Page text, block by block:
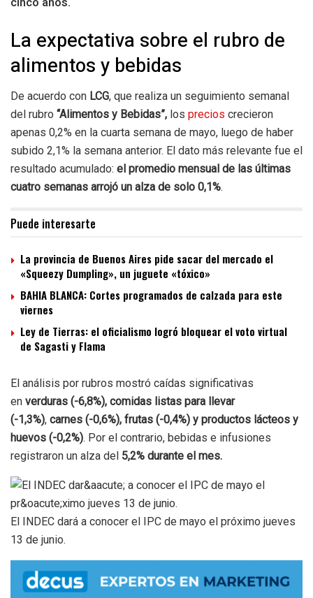
La expectativa sobre el rubro de
alimentos y bebidas
De acuerdo con LCG, que realiza un seguimiento semanal
del rubro “Alimentos y Bebidas”, los precios crecieron
apenas 0,2% en la cuarta semana de mayo, luego de haber
subido 2,1% la semana anterior. El dato más relevante fue el
resultado acumulado: el promedio mensual de las últimas
cuatro semanas arrojó un alza de solo 0,1%.
Puede interesarte
La provincia de Buenos Aires pide sacar del mercado el
«Squeezy Dumpling», un juguete «tóxico»
BAHIA BLANCA: Cortes programados de calzada para este
viernes
Ley de Tierras: el oficialismo logró bloquear el voto virtual
de Sagasti y Flama
El análisis por rubros mostró caídas significativas
en verduras (-6,8%), comidas listas para llevar
(-1,3%), carnes (-0,6%), frutas (-0,4%) y productos lácteos y
huevos (-0,2%). Por el contrario, bebidas e infusiones
registraron un alza del 5,2% durante el mes.
El INDEC dará a conocer el IPC de mayo el próximo jueves
13 de junio.